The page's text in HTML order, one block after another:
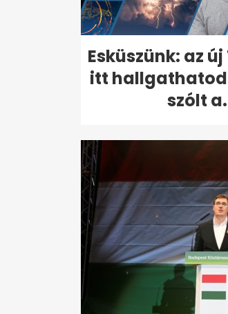
Esküszünk: az
itt
szólt